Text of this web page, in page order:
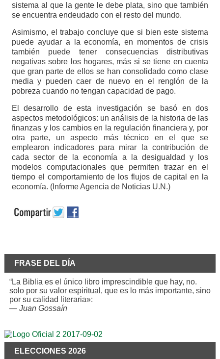
sistema al que la gente le debe plata, sino que también
se encuentra endeudado con el resto del mundo.
Asimismo, el trabajo concluye que si bien este sistema
puede ayudar a la economía, en momentos de crisis
también puede tener consecuencias distributivas
negativas sobre los hogares, más si se tiene en cuenta
que gran parte de ellos se han consolidado como clase
media y pueden caer de nuevo en el renglón de la
pobreza cuando no tengan capacidad de pago.
El desarrollo de esta investigación se basó en dos
aspectos metodológicos: un análisis de la historia de las
finanzas y los cambios en la regulación financiera y, por
otra parte, un aspecto más técnico en el que se
emplearon indicadores para mirar la contribución de
cada sector de la economía a la desigualdad y los
modelos computacionales que permiten trazar en el
tiempo el comportamiento de los flujos de capital en la
economía. (Informe Agencia de Noticias U.N.)
FRASE DEL DÍA
“La Biblia es el único libro imprescindible que hay, no.
solo por su valor espiritual, que es lo más importante, sino
por su calidad literaria»:
— Juan Gossaín
ELECCIONES 2026